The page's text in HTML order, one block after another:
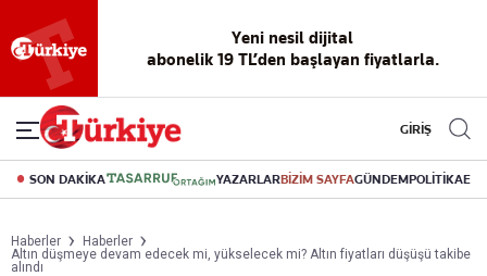
Yeni nesil dijital
abonelik 19 TL’den başlayan fiyatlarla.
GİRİŞ
SON DAKİKA YAZARLARBİZİM SAYFAGÜNDEMPOLİTİKA
Haberler
Haberler
Altın düşmeye devam edecek mi, yükselecek mi? Altın fiyatları düşüşü takibe
alındı